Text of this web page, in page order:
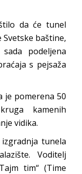
da će tunel
baštine,
podeljena
s pejsaža
je pomerena 50
kamenih
vidika.
tunela
Voditelj
tim“ (Time